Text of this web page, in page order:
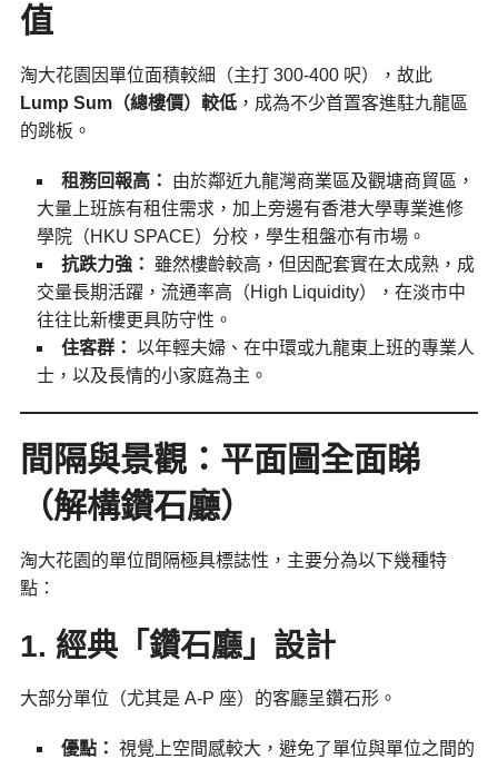
值
淘大花園因單位面積較細（主打 300-400 呎），故此
Lump Sum（總樓價）較低，成為不少首置客進駐九龍區
的跳板。
租務回報高：
由於鄰近九龍灣商業區及觀塘商貿區，
大量上班族有租住需求，加上旁邊有香港大學專業進修
學院（HKU SPACE）分校，學生租盤亦有市場。
抗跌力強：
雖然樓齡較高，但因配套實在太成熟，成
交量長期活躍，流通率高（High Liquidity），在淡市中
往往比新樓更具防守性。
住客群： 以年輕夫婦、在中環或九龍東上班的專業人
士，以及長情的小家庭為主。
間隔與景觀：平面圖全面睇
（解構鑽石廳）
淘大花園的單位間隔極具標誌性，主要分為以下幾種特
點：
1. 經典「鑽石廳」設計
大部分單位（尤其是 A-P 座）的客廳呈鑽石形。
優點： 視覺上空間感較大，避免了單位與單位之間的